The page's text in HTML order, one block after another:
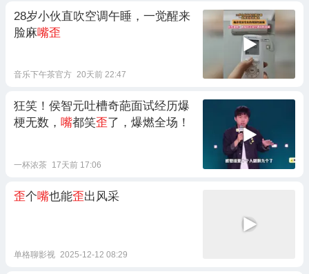
28岁小伙直吹空调午睡，一觉醒来
脸麻嘴歪
音乐下午茶官方 20天前 22:47
狂笑！侯智元吐槽奇葩面试经历爆
梗无数， 嘴都笑歪了，爆燃全场！
一杯浓茶 17天前 17:06
歪个嘴也能歪出风采
单格聊影视 2025-12-12 08:29